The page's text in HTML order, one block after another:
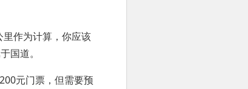
作为计算，你应该
国道。
元门票，但需要预